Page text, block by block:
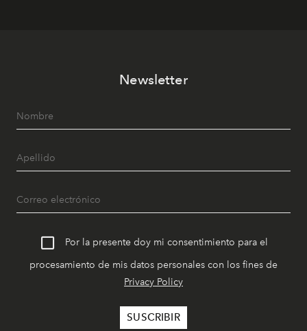
Newsletter
Por la presente doy mi consentimiento para el
procesamiento de mis datos personales con los fines de
Privacy Policy